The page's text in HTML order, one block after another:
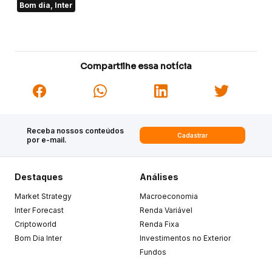
Bom dia, Inter
Compartilhe essa notícia
Receba nossos conteúdos
por e-mail.
Cadastrar
Destaques
Market Strategy
Inter Forecast
Criptoworld
Bom Dia Inter
Análises
Macroeconomia
Renda Variável
Renda Fixa
Investimentos no Exterior
Fundos